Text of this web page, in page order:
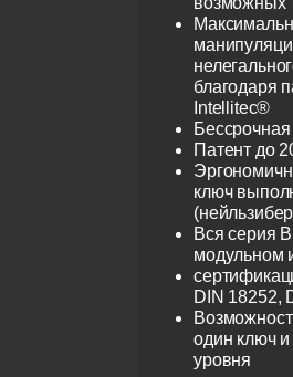
благодаря
Intellitec®
Патент до
ключ
Вся серия
модульном
DIN 18252,
один ключ и
уровня